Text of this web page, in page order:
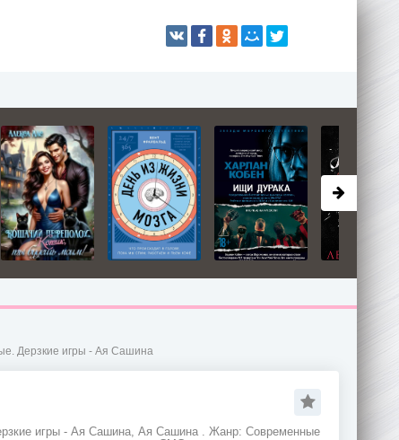
Дерзкие игры - Ая Сашина
игры - Ая Сашина, Ая Сашина . Жанр: Современные